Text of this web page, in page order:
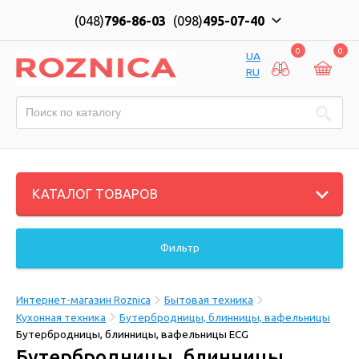
(048)796-86-03 (098)495-07-40
UA
RU
0 0
КАТАЛОГ ТОВАРОВ
Фильтр
Интернет-магазин Roznica
Бытовая техника
Кухонная техника
Бутербродницы, блинницы, вафельницы
Бутербродницы, блинницы, вафельницы ECG